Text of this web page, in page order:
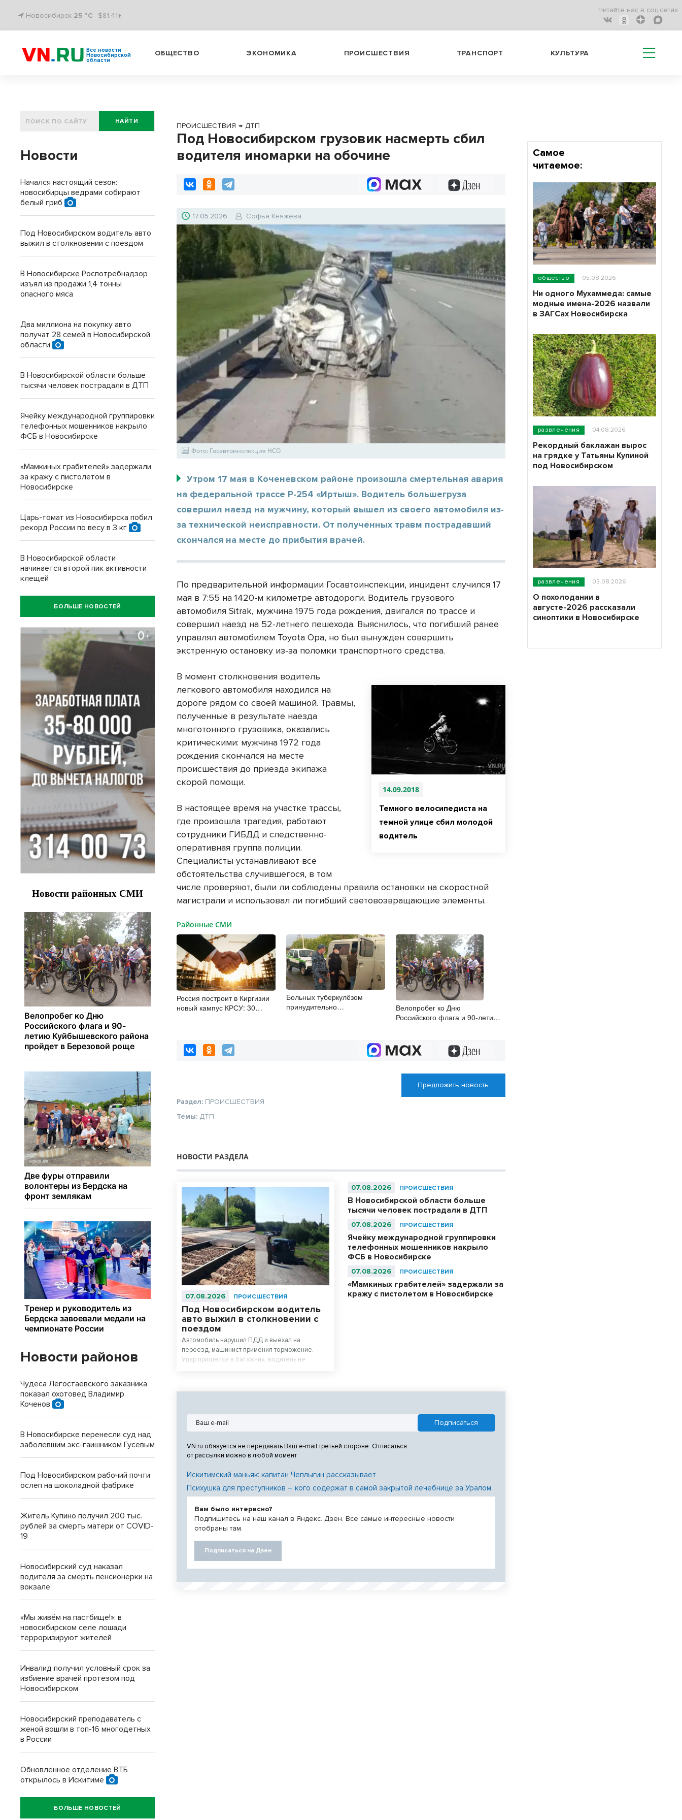
Новосибирск 25 °C $81.41↑
Читайте нас в соц.сетях:
Все новости
Новосибирской
области
ОБЩЕСТВО ЭКОНОМИКА ПРОИСШЕСТВИЯ ТРАНСПОРТ КУЛЬТУРА
ПРОИСШЕСТВИЯ → ДТП
Под Новосибирском грузовик насмерть сбил
водителя иномарки на обочине
17.05.2026 Софья Княжева
Фото: Госавтоинспекция НСО
Утром 17 мая в Коченевском районе произошла смертельная авария
на федеральной трассе Р-254 «Иртыш». Водитель большегруза
совершил наезд на мужчину, который вышел из своего автомобиля из-
за технической неисправности. От полученных травм пострадавший
скончался на месте до прибытия врачей.
По предварительной информации Госавтоинспекции, инцидент случился 17
мая в 7:55 на 1420-м километре автодороги. Водитель грузового
автомобиля Sitrak, мужчина 1975 года рождения, двигался по трассе и
совершил наезд на 52-летнего пешехода. Выяснилось, что погибший ранее
управлял автомобилем Toyota Opa, но был вынужден совершить
экстренную остановку из-за поломки транспортного средства.
14.09.2018
Темного велосипедиста на
темной улице сбил молодой
водитель
В момент столкновения водитель
легкового автомобиля находился на
дороге рядом со своей машиной. Травмы,
полученные в результате наезда
многотонного грузовика, оказались
критическими: мужчина 1972 года
рождения скончался на месте
происшествия до приезда экипажа
скорой помощи.
В настоящее время на участке трассы,
где произошла трагедия, работают
сотрудники ГИБДД и следственно-
оперативная группа полиции.
Специалисты устанавливают все
обстоятельства случившегося, в том
числе проверяют, были ли соблюдены правила остановки на скоростной
магистрали и использовал ли погибший световозвращающие элементы.
Районные СМИ
Россия построит в Киргизии
новый кампус КРСУ: 30
Больных туберкулёзом
принудительно
Велопробег ко Дню
Российского флага и 90-летию
Предложить новость
Раздел: ПРОИСШЕСТВИЯ
Темы: ДТП
НОВОСТИ РАЗДЕЛА
07.08.2026 ПРОИСШЕСТВИЯ
Под Новосибирском водитель
авто выжил в столкновении с
поездом
Автомобиль нарушил ПДД и выехал на
переезд, машинист применил торможение.
Удар пришелся в багажник, водитель не
07.08.2026 ПРОИСШЕСТВИЯ
В Новосибирской области больше
тысячи человек пострадали в ДТП
07.08.2026 ПРОИСШЕСТВИЯ
Ячейку международной группировки
телефонных мошенников накрыло
ФСБ в Новосибирске
07.08.2026 ПРОИСШЕСТВИЯ
«Мамкиных грабителей» задержали за
кражу с пистолетом в Новосибирске
VN.ru обязуется не передавать Ваш e-mail третьей стороне. Отписаться
от рассылки можно в любой момент
Искитимский маньяк: капитан Чеплыгин рассказывает
Психушка для преступников – кого содержат в самой закрытой лечебнице за Уралом
Вам было интересно?
Подпишитесь на наш канал в Яндекс. Дзен. Все самые интересные новости
отобраны там.
Подписаться на Дзен
НАЙТИ
Новости
Начался настоящий сезон:
новосибирцы ведрами собирают
белый гриб
Под Новосибирском водитель авто
выжил в столкновении с поездом
В Новосибирске Роспотребнадзор
изъял из продажи 1,4 тонны
опасного мяса
Два миллиона на покупку авто
получат 28 семей в Новосибирской
области
В Новосибирской области больше
тысячи человек пострадали в ДТП
Ячейку международной группировки
телефонных мошенников накрыло
ФСБ в Новосибирске
«Мамкиных грабителей» задержали
за кражу с пистолетом в
Новосибирске
Царь-томат из Новосибирска побил
рекорд России по весу в 3 кг
В Новосибирской области
начинается второй пик активности
клещей
БОЛЬШЕ НОВОСТЕЙ
Новости районов
Чудеса Легостаевского заказника
показал охотовед Владимир
Коченов
В Новосибирске перенесли суд над
заболевшим экс-гаишником Гусевым
Под Новосибирском рабочий почти
ослеп на шоколадной фабрике
Житель Купино получил 200 тыс.
рублей за смерть матери от COVID-
19
Новосибирский суд наказал
водителя за смерть пенсионерки на
вокзале
«Мы живём на пастбище!»: в
новосибирском селе лошади
терроризируют жителей
Инвалид получил условный срок за
избиение врачей протезом под
Новосибирском
Новосибирский преподаватель с
женой вошли в топ-16 многодетных
в России
Обновлённое отделение ВТБ
открылось в Искитиме
БОЛЬШЕ НОВОСТЕЙ
Самое
читаемое:
общество 05.08.2026
Ни одного Мухаммеда: самые
модные имена-2026 назвали
в ЗАГСах Новосибирска
развлечения 04.08.2026
Рекордный баклажан вырос
на грядке у Татьяны Купиной
под Новосибирском
развлечения 05.08.2026
О похолодании в
августе-2026 рассказали
синоптики в Новосибирске